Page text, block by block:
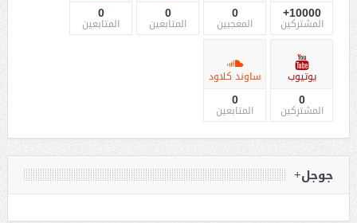
10000+
المشتركين
0
المعجبين
0
المتابعين
0
المتابعين
يوتيوب
0
المشتركين
ساوند كلاود
0
المتابعين
جوجل+